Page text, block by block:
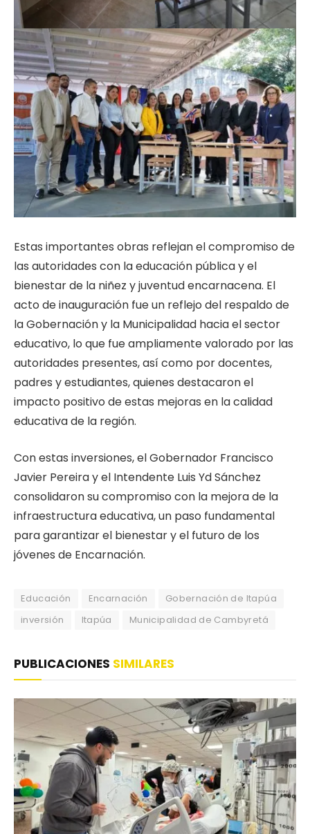
Estas importantes obras reflejan el compromiso de
las autoridades con la educación pública y el
bienestar de la niñez y juventud encarnacena. El
acto de inauguración fue un reflejo del respaldo de
la Gobernación y la Municipalidad hacia el sector
educativo, lo que fue ampliamente valorado por las
autoridades presentes, así como por docentes,
padres y estudiantes, quienes destacaron el
impacto positivo de estas mejoras en la calidad
educativa de la región.
Con estas inversiones, el Gobernador Francisco
Javier Pereira y el Intendente Luis Yd Sánchez
consolidaron su compromiso con la mejora de la
infraestructura educativa, un paso fundamental
para garantizar el bienestar y el futuro de los
jóvenes de Encarnación.
Educación Encarnación
Gobernación de Itapúa
inversión
Itapúa Municipalidad de Cambyretá
PUBLICACIONES SIMILARES